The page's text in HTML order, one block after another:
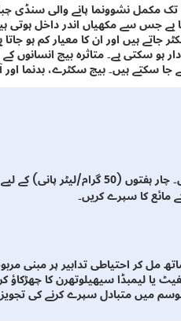
مکمل نشوونما پانے والی سنڈی
جس سے مکھیاں اندر داخل ہوتی
جاتے ہیں اور ان کا معیار کم ہو
ہو سکتی ہے۔ متاثرہ بیج انسانوں
سکتے ہیں۔ بیج سکٹرے، بدنما اور
ایم۔اوبٹوسا کے قدرتی دشمنوں کو محفوظ
مائع کا سپرے کریں۔
مل کر احتیاطی تدابیر پر مبنی
اسیفیٹ یا لیمبڈا سیھیلوتھرن کا
میں متبادل سپرے کرنے کی